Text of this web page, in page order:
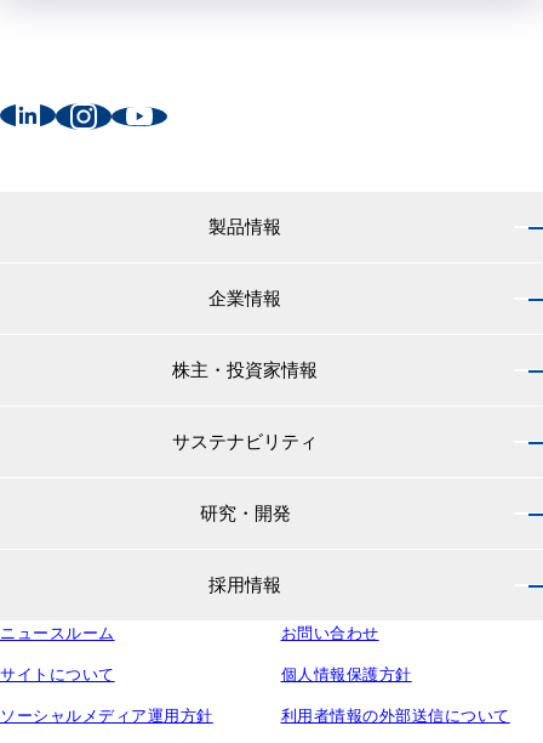
製品情報
小型船舶・漁船用塗料・漁網用防汚剤
建材用塗料
特殊樹脂化学品（軌道用材料）
コンテナ用塗料
企業情報
本社・支店・営業所
グループ会社
研究所・工場
株主・投資家情報
株主・投資家情報 トップ
中国塗料ってどんな会社？
財務・業績情報
IRカレンダー
サステナビリティ
サステナビリティ トップ
社会
ガバナンス
研究・開発
中国塗料の技術力
採用情報
ニュースルーム お問い合わせ
サイトについて 個人情報保護方針
ソーシャルメディア運用方針 利用者情報の外部送信について